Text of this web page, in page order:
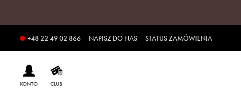
+48 22 49 02 866 NAPISZ DO NAS STATUS ZAMÓWIENIA
KONTO CLUB